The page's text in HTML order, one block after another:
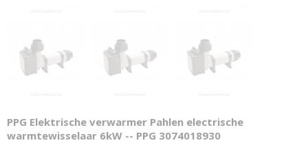
PPG Elektrische verwarmer Pahlen electrische
warmtewisselaar 6kW -- PPG 3074018930